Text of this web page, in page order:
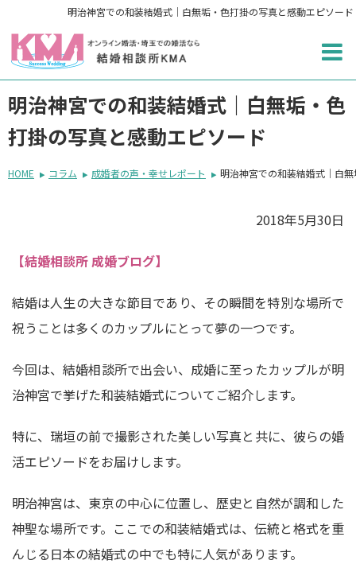
明治神宮での和装結婚式｜白無垢・色打掛の写真と感動エピソード
明治神宮での和装結婚式｜白無垢・色
打掛の写真と感動エピソード
HOME コラム 成婚者の声・幸せレポート 明治神宮での和装結婚式｜白
2018年5月30日
【結婚相談所 成婚ブログ】
結婚は人生の大きな節目であり、その瞬間を特別な場所で
祝うことは多くのカップルにとって夢の一つです。
今回は、結婚相談所で出会い、成婚に至ったカップルが明
治神宮で挙げた和装結婚式についてご紹介します。
特に、瑞垣の前で撮影された美しい写真と共に、彼らの婚
活エピソードをお届けします。
明治神宮は、東京の中心に位置し、歴史と自然が調和した
神聖な場所です。ここでの和装結婚式は、伝統と格式を重
んじる日本の結婚式の中でも特に人気があります。